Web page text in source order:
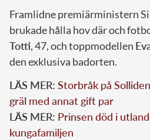
Framlidne premiärministern
brukade hålla hov där och
Totti, 47, och toppmodellen
den exklusiva badorten.
LÄS MER: Storbråk på
gräl med annat gift par
LÄS MER: Prinsen död i
kungafamiljen